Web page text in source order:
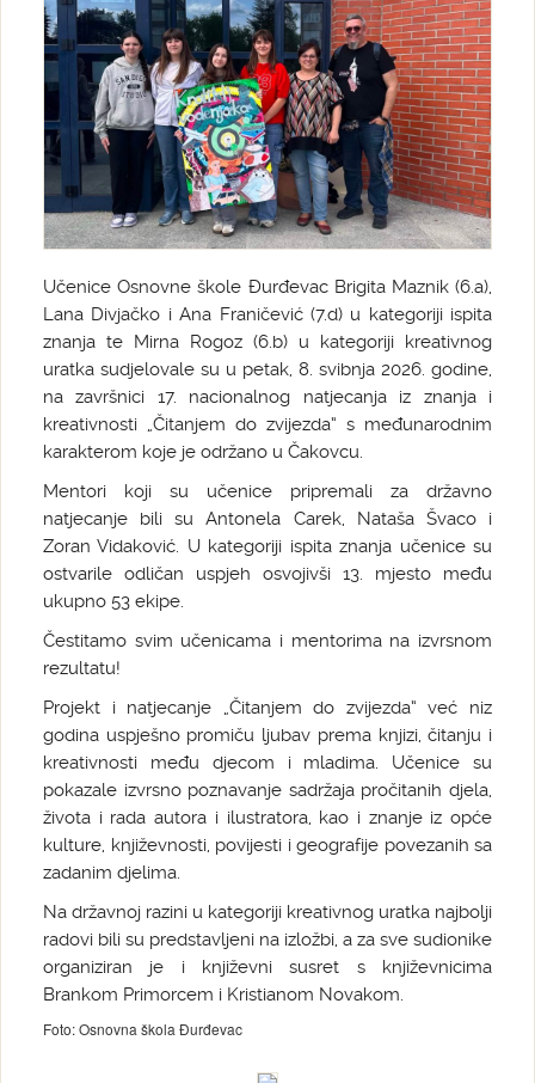
Učenice Osnovne škole Đurđevac Brigita Maznik (6.a),
Lana Divjačko i Ana Franičević (7.d) u kategoriji ispita
znanja te Mirna Rogoz (6.b) u kategoriji kreativnog
uratka sudjelovale su u petak, 8. svibnja 2026. godine,
na završnici 17. nacionalnog natjecanja iz znanja i
kreativnosti „Čitanjem do zvijezda“ s međunarodnim
karakterom koje je održano u Čakovcu.
Mentori koji su učenice pripremali za državno
natjecanje bili su Antonela Carek, Nataša Švaco i
Zoran Vidaković. U kategoriji ispita znanja učenice su
ostvarile odličan uspjeh osvojivši 13. mjesto među
ukupno 53 ekipe.
Čestitamo svim učenicama i mentorima na izvrsnom
rezultatu!
Projekt i natjecanje „Čitanjem do zvijezda“ već niz
godina uspješno promiču ljubav prema knjizi, čitanju i
kreativnosti među djecom i mladima. Učenice su
pokazale izvrsno poznavanje sadržaja pročitanih djela,
života i rada autora i ilustratora, kao i znanje iz opće
kulture, književnosti, povijesti i geografije povezanih sa
zadanim djelima.
Na državnoj razini u kategoriji kreativnog uratka najbolji
radovi bili su predstavljeni na izložbi, a za sve sudionike
organiziran je i književni susret s književnicima
Brankom Primorcem i Kristianom Novakom.
Foto: Osnovna škola Đurđevac